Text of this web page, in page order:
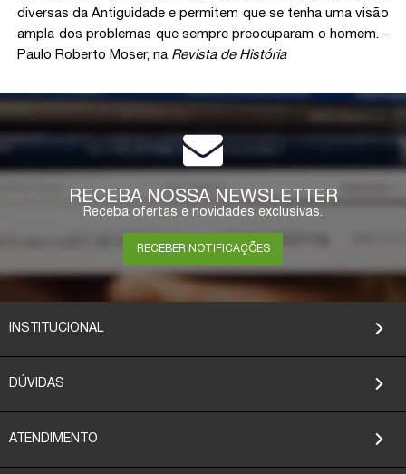
diversas da Antiguidade e permitem que se tenha uma visão
ampla dos problemas que sempre preocuparam o homem. -
Paulo Roberto Moser, na Revista de História
RECEBA NOSSA NEWSLETTER
Receba ofertas e novidades exclusivas.
RECEBER NOTIFICAÇÕES
INSTITUCIONAL
DÚVIDAS
ATENDIMENTO